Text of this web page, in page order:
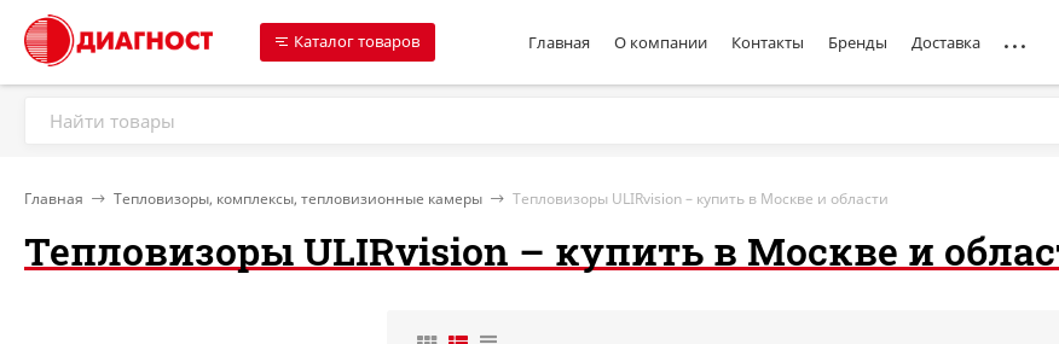
Каталог товаров Главная О компании Контакты Бренды Доставка
Главная Тепловизоры, комплексы, тепловизионные камеры Тепловизоры ULIRvision – купить в Москве и области
Тепловизоры ULIRvision – купить в Москве и